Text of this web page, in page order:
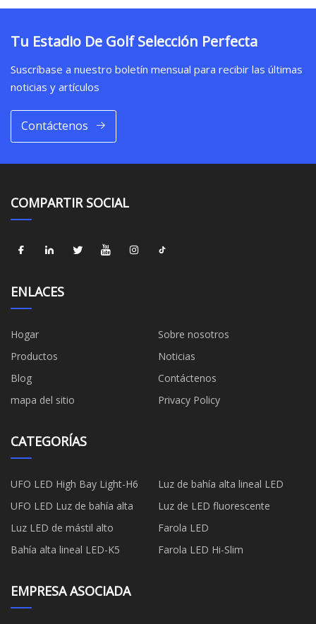
Tu Estadio De Golf Selección Perfecta
Suscríbase a nuestro boletín mensual para recibir las últimas
noticias y artículos
Contáctenos
COMPARTIR SOCIAL
ENLACES
Hogar
Sobre nosotros
Productos
Noticias
Blog
Contáctenos
mapa del sitio
Privacy Policy
CATEGORÍAS
UFO LED High Bay Light-H6
Luz de bahía alta lineal LED
UFO LED Luz de bahía alta
Luz de LED fluorescente
Luz LED de mástil alto
Farola LED
Bahía alta lineal LED-K5
Farola LED Hi-Slim
EMPRESA ASOCIADA